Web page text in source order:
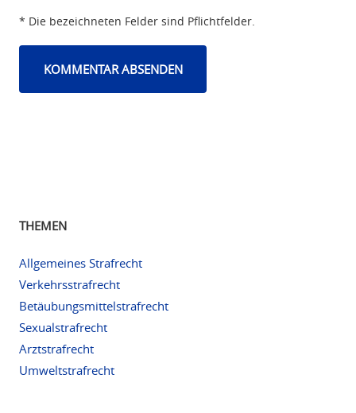
* Die bezeichneten Felder sind Pflichtfelder.
THEMEN
Allgemeines Strafrecht
Verkehrsstrafrecht
Betäubungsmittelstrafrecht
Sexualstrafrecht
Arztstrafrecht
Umweltstrafrecht